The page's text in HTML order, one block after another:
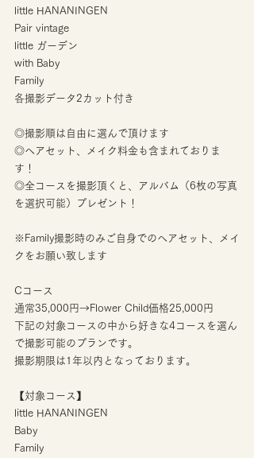
little HANANINGEN
Pair vintage
little ガーデン
with Baby
Family
各撮影データ2カット付き
◎撮影順は自由に選んで頂けます
◎ヘアセット、メイク料金も含まれておりま
す！
◎全コースを撮影頂くと、アルバム（6枚の写真
を選択可能）プレゼント！
※Family撮影時のみご自身でのヘアセット、メイ
クをお願い致します
Cコース
通常35,000円→Flower Child価格25,000円
下記の対象コースの中から好きな4コースを選ん
で撮影可能のプランです。
撮影期限は1年以内となっております。
【対象コース】
little HANANINGEN
Baby
Family